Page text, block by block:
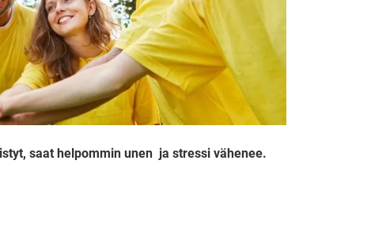
saat helpommin unen ja stressi vähenee.